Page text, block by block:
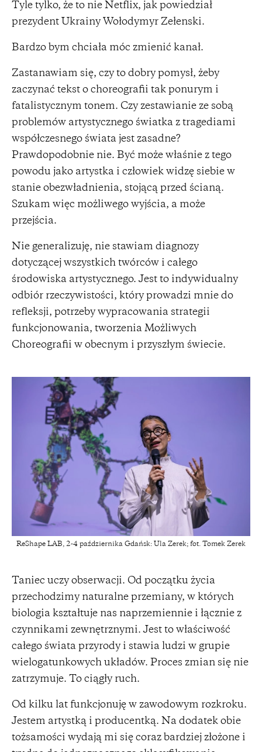
Tyle tylko, że to nie Netflix, jak powiedział
prezydent Ukrainy Wołodymyr Zełenski.
Bardzo bym chciała móc zmienić kanał.
Zastanawiam się, czy to dobry pomysł, żeby
zaczynać tekst o choreografii tak ponurym i
fatalistycznym tonem. Czy zestawianie ze sobą
problemów artystycznego światka z tragediami
współczesnego świata jest zasadne?
Prawdopodobnie nie. Być może właśnie z tego
powodu jako artystka i człowiek widzę siebie w
stanie obezwładnienia, stojącą przed ścianą.
Szukam więc możliwego wyjścia, a może
przejścia.
Nie generalizuję, nie stawiam diagnozy
dotyczącej wszystkich twórców i całego
środowiska artystycznego. Jest to indywidualny
odbiór rzeczywistości, który prowadzi mnie do
refleksji, potrzeby wypracowania strategii
funkcjonowania, tworzenia Możliwych
Choreografii w obecnym i przyszłym świecie.
ReShape LAB, 2-4 października Gdańsk: Ula Zerek; fot. Tomek Zerek
Taniec uczy obserwacji. Od początku życia
przechodzimy naturalne przemiany, w których
biologia kształtuje nas naprzemiennie i łącznie z
czynnikami zewnętrznymi. Jest to właściwość
całego świata przyrody i stawia ludzi w grupie
wielogatunkowych układów. Proces zmian się nie
zatrzymuje. To ciągły ruch.
Od kilku lat funkcjonuję w zawodowym rozkroku.
Jestem artystką i producentką. Na dodatek obie
tożsamości wydają mi się coraz bardziej złożone i